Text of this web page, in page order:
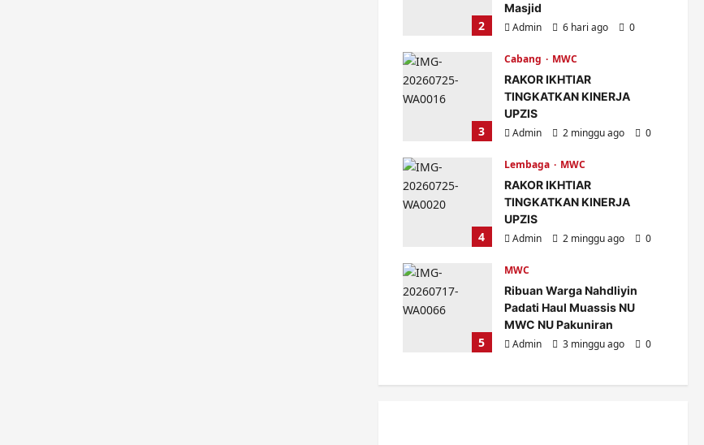
2
Masjid
Admin
6 hari ago 0
3
Cabang
MWC
RAKOR IKHTIAR
TINGKATKAN KINERJA
UPZIS
Admin
2 minggu ago 0
4
Lembaga
MWC
RAKOR IKHTIAR
TINGKATKAN KINERJA
UPZIS
Admin
2 minggu ago 0
5
MWC
Ribuan Warga Nahdliyin
Padati Haul Muassis NU
MWC NU Pakuniran
Admin
3 minggu ago 0